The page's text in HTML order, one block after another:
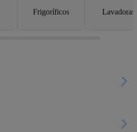
Frigoríficos Lavadoras